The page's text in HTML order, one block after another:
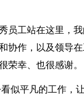
员工站在这里，
协作，以及领导
荣幸、也很感谢。
似平凡的工作，